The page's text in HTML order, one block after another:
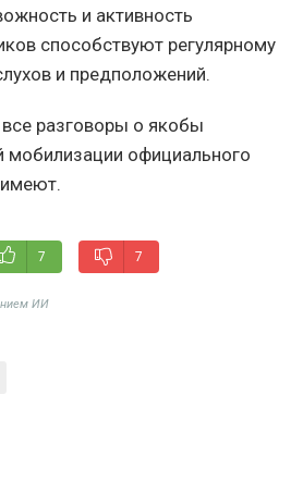
и активность
способствуют регулярному
и предположений.
разговоры о якобы
мобилизации официального
7 7
ИИ